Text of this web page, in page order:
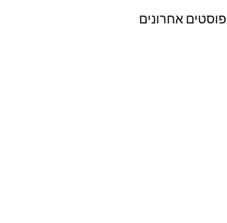
פוסטים אחרונים